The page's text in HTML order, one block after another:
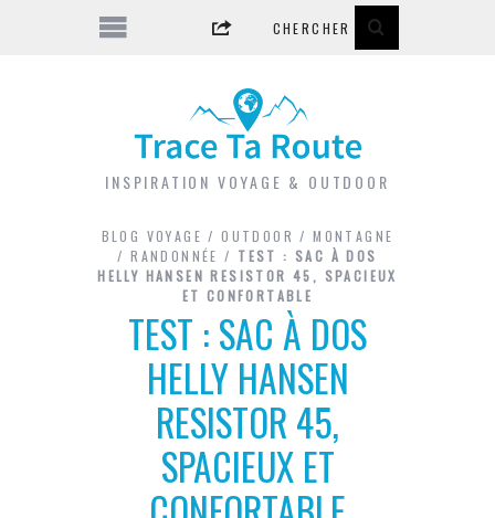
INSPIRATION VOYAGE & OUTDOOR
BLOG VOYAGE /OUTDOOR /MONTAGNE
/RANDONNÉE / TEST : SAC À DOS
HELLY HANSEN RESISTOR 45, SPACIEUX
ET CONFORTABLE
TEST : SAC À DOS
HELLY HANSEN
RESISTOR 45,
SPACIEUX ET